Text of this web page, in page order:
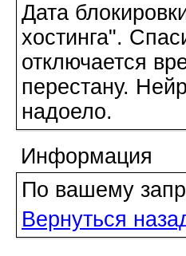
Дата
хостинга".
отключается
перестану.
надоело.
Информация
По вашему
Вернуться